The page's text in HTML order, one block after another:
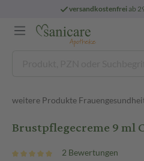
versandkostenfreiab
weitere Produkte
Brustpflegecreme 9 ml
2 Bewertungen